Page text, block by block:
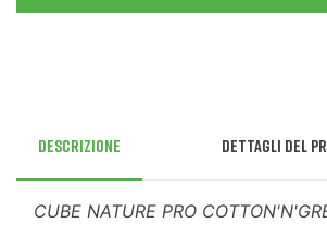
Descrizione Dettagli del
CUBE NATURE PRO